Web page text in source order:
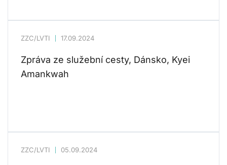
ZZC/LVTI 17.09.2024
Zpráva ze služební cesty, Dánsko, Kyei
Amankwah
ZZC/LVTI 05.09.2024